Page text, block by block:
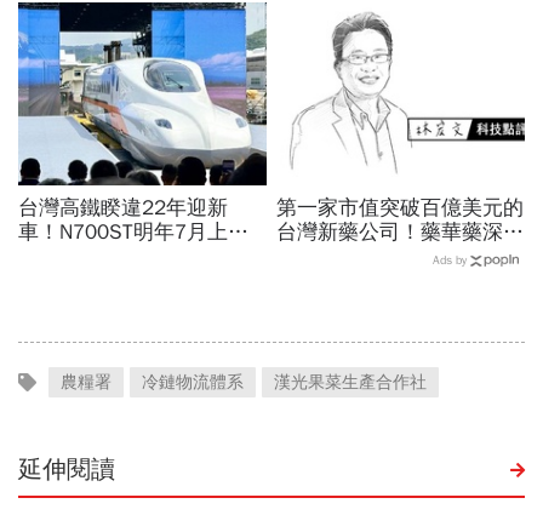
價
潮玩公仔搶市
台灣高鐵睽違22年迎新
車！N700ST明年7月上
第一家市值突破百億美元的
台灣新藥公司！藥華藥深耕
全球市場，能成為下一個武
Ads by
農糧署 冷鏈物流體系 漢光果菜生產合作社
延伸閱讀